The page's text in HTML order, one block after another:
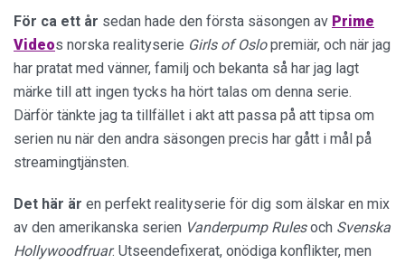
För ca ett år sedan hade den första säsongen av Prime
Videos norska realityserie Girls of Oslopremiär, och när jag
har pratat med vänner, familj och bekanta så har jag lagt
märke till att ingen tycks ha hört talas om denna serie.
Därför tänkte jag ta tillfället i akt att passa på att tipsa om
serien nu när den andra säsongen precis har gått i mål på
streamingtjänsten.
Det här är en perfekt realityserie för dig som älskar en mix
av den amerikanska serien Vanderpump Rulesoch Svenska
Hollywoodfruar. Utseendefixerat, onödiga konflikter, men